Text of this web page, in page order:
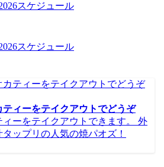
スケジュール
スケジュール
ィーをテイクアウトでどうぞ
ーをテイクアウトできます。 外
ップリの人気の焼パオズ！